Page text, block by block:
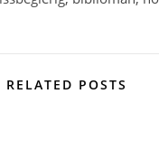
RELATED POSTS